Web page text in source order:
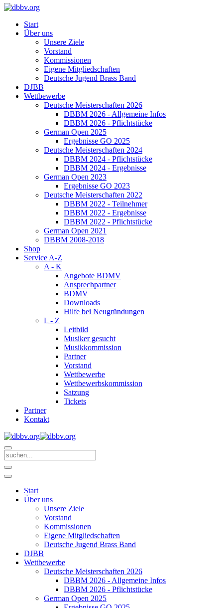
Start
Über uns
Unsere Ziele
Vorstand
Kommissionen
Eigene Mitgliedschaften
Deutsche Jugend Brass Band
DJBB
Wettbewerbe
Deutsche Meisterschaften 2026
DBBM 2026 - Allgemeine Infos
DBBM 2026 - Pflichtstücke
German Open 2025
Ergebnisse GO 2025
Deutsche Meisterschaften 2024
DBBM 2024 - Pflichtstücke
DBBM 2024 - Ergebnisse
German Open 2023
Ergebnisse GO 2023
Deutsche Meisterschaften 2022
DBBM 2022 - Teilnehmer
DBBM 2022 - Ergebnisse
DBBM 2022 - Pflichtstücke
German Open 2021
DBBM 2008-2018
Shop
Service A-Z
A - K
Angebote BDMV
Ansprechpartner
BDMV
Downloads
Hilfe bei Neugründungen
L - Z
Leitbild
Musiker gesucht
Musikkommission
Partner
Vorstand
Wettbewerbe
Wettbewerbskommission
Satzung
Tickets
Partner
Kontakt
Start
Über uns
Unsere Ziele
Vorstand
Kommissionen
Eigene Mitgliedschaften
Deutsche Jugend Brass Band
DJBB
Wettbewerbe
Deutsche Meisterschaften 2026
DBBM 2026 - Allgemeine Infos
DBBM 2026 - Pflichtstücke
German Open 2025